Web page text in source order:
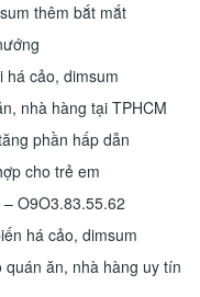
thêm bắt mắt
há cảo, dimsum
nhà hàng tại TPHCM
phần hấp dẫn
cho trẻ em
O9O3.83.55.62
há cảo, dimsum
ăn, nhà hàng uy tín